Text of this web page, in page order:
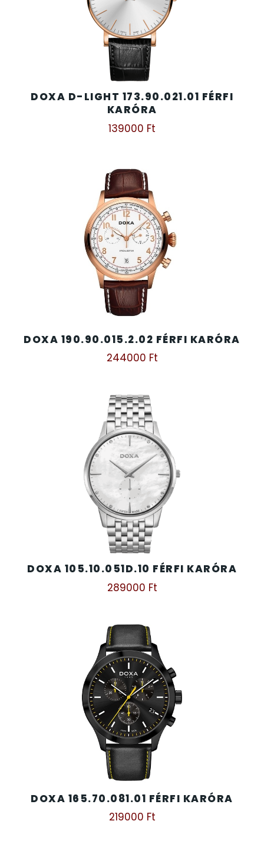
DOXA D-LIGHT 173.90.021.01 FÉRFI
KARÓRA
139000 Ft
DOXA 190.90.015.2.02 FÉRFI KARÓRA
244000 Ft
DOXA 105.10.051D.10 FÉRFI KARÓRA
289000 Ft
DOXA 165.70.081.01 FÉRFI KARÓRA
219000 Ft